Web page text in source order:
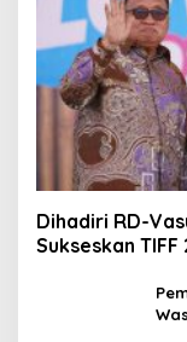
Dihadiri RD-
Sukseskan TIFF